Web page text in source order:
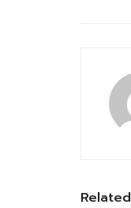
Related